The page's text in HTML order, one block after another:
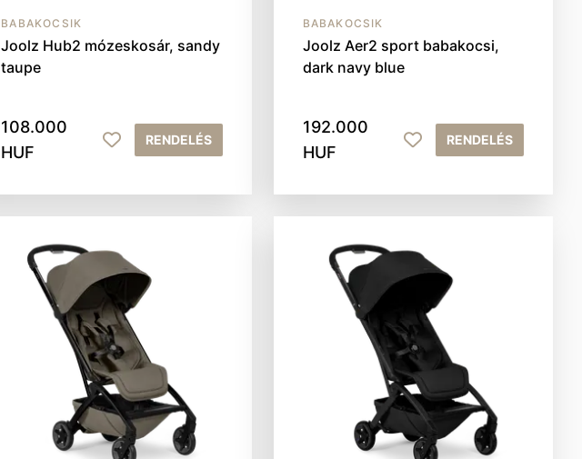
BABAKOCSIK
Joolz Hub2 mózeskosár, sandy
taupe
108.000
HUF
RENDELÉS
BABAKOCSIK
Joolz Aer2 sport babakocsi,
dark navy blue
192.000
HUF
RENDELÉS